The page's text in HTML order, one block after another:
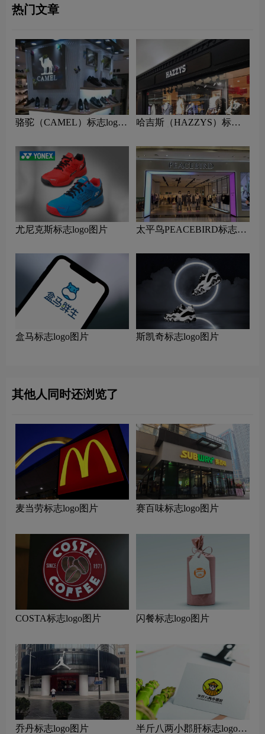
热门文章
骆驼（CAMEL）标志logo
哈吉斯（HAZZYS）标志
尤尼克斯标志logo图片
太平鸟PEACEBIRD标志
盒马标志logo图片 斯凯奇标志logo图片
其他人同时还浏览了
麦当劳标志logo图片 赛百味标志logo图片
COSTA标志logo图片 闪餐标志logo图片
乔丹标志logo图片
半斤八两小郡肝标志logo图